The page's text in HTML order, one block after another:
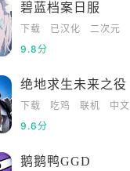
碧蓝档案日服
下载 已汉化 二次元
9.8分
绝地求生未来之役
下载 吃鸡 联机
中文
9.6分
鹅鹅鸭GGD